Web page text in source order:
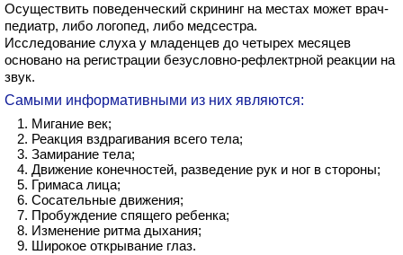
Осуществить поведенческий скрининг на местах может врач-
педиатр, либо логопед, либо медсестра.
Исследование слуха у младенцев до четырех месяцев
основано на регистрации безусловно-рефлектрной реакции на
звук.
Самыми информативными из них являются:
Мигание век;
Реакция вздрагивания всего тела;
Замирание тела;
Движение конечностей, разведение рук и ног в стороны;
Гримаса лица;
Сосательные движения;
Пробуждение спящего ребенка;
Изменение ритма дыхания;
Широкое открывание глаз.